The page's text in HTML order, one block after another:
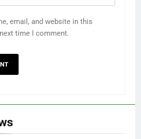
email, and website in this
time I comment.